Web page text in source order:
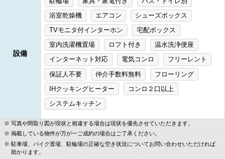
設備
浴室乾燥機
エアコン
シューズボックス
TVモニタ付インターホン
宅配ボックス
室内洗濯機置場
ロフト付き
温水洗浄便座
インターネット対応
電気コンロ
フリーレント
保証人不要
仲介手数料無料
フローリング
IHクッキングヒーター
コンロ２口以上
システムキッチン
写真や間取り図が現状と相違する場合は現状を優先させていただきます。
掲載している物件が万が一ご成約の場合はご了承ください。
駐車場、バイク置場、駐輪場の正確な空き状況についてお問い合わせいただければ
助かります。